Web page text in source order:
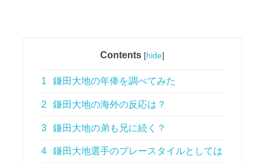
Contents [hide]
1 鎌田大地の年俸を調べてみた
2 鎌田大地の海外の反応は？
3 鎌田大地の弟も兄に続く？
4 鎌田大地選手のプレースタイルとしては